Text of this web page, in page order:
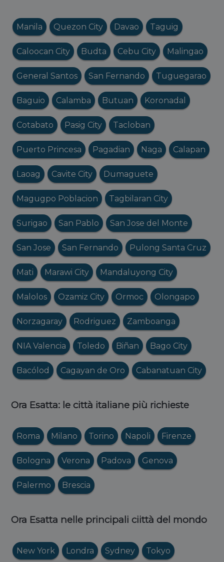
Manila Quezon City Davao Taguig
Caloocan City Budta Cebu City Malingao
General Santos San Fernando Tuguegarao
Baguio Calamba Butuan Koronadal
Cotabato Pasig City Tacloban
Puerto Princesa Pagadian Naga Calapan
Laoag Cavite City Dumaguete
Magugpo Poblacion Tagbilaran City
Surigao San Pablo San Jose del Monte
San Jose San Fernando Pulong Santa Cruz
Mati Marawi City Mandaluyong City
Malolos Ozamiz City Ormoc Olongapo
Norzagaray Rodriguez Zamboanga
NIA Valencia Toledo Biñan Bago City
Bacólod Cagayan de Oro Cabanatuan City
Ora Esatta: le città italiane più richieste
Roma Milano Torino Napoli Firenze
Bologna Verona Padova Genova
Palermo Brescia
Ora Esatta nelle principali ciittà del mondo
New York Londra Sydney Tokyo